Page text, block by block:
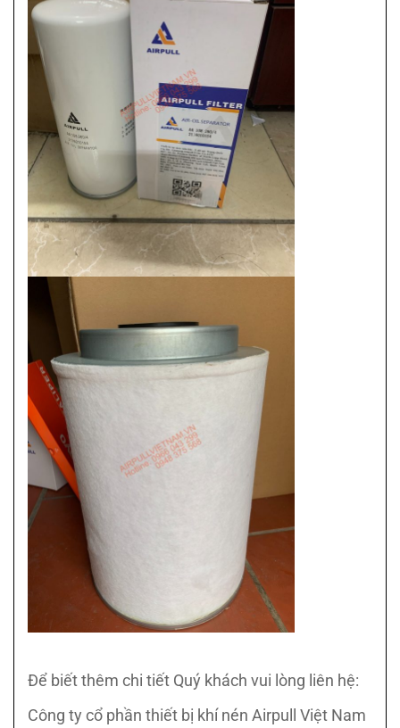
Để biết thêm chi tiết Quý khách vui lòng liên hệ:
Công ty cổ phần thiết bị khí nén Airpull Việt Nam